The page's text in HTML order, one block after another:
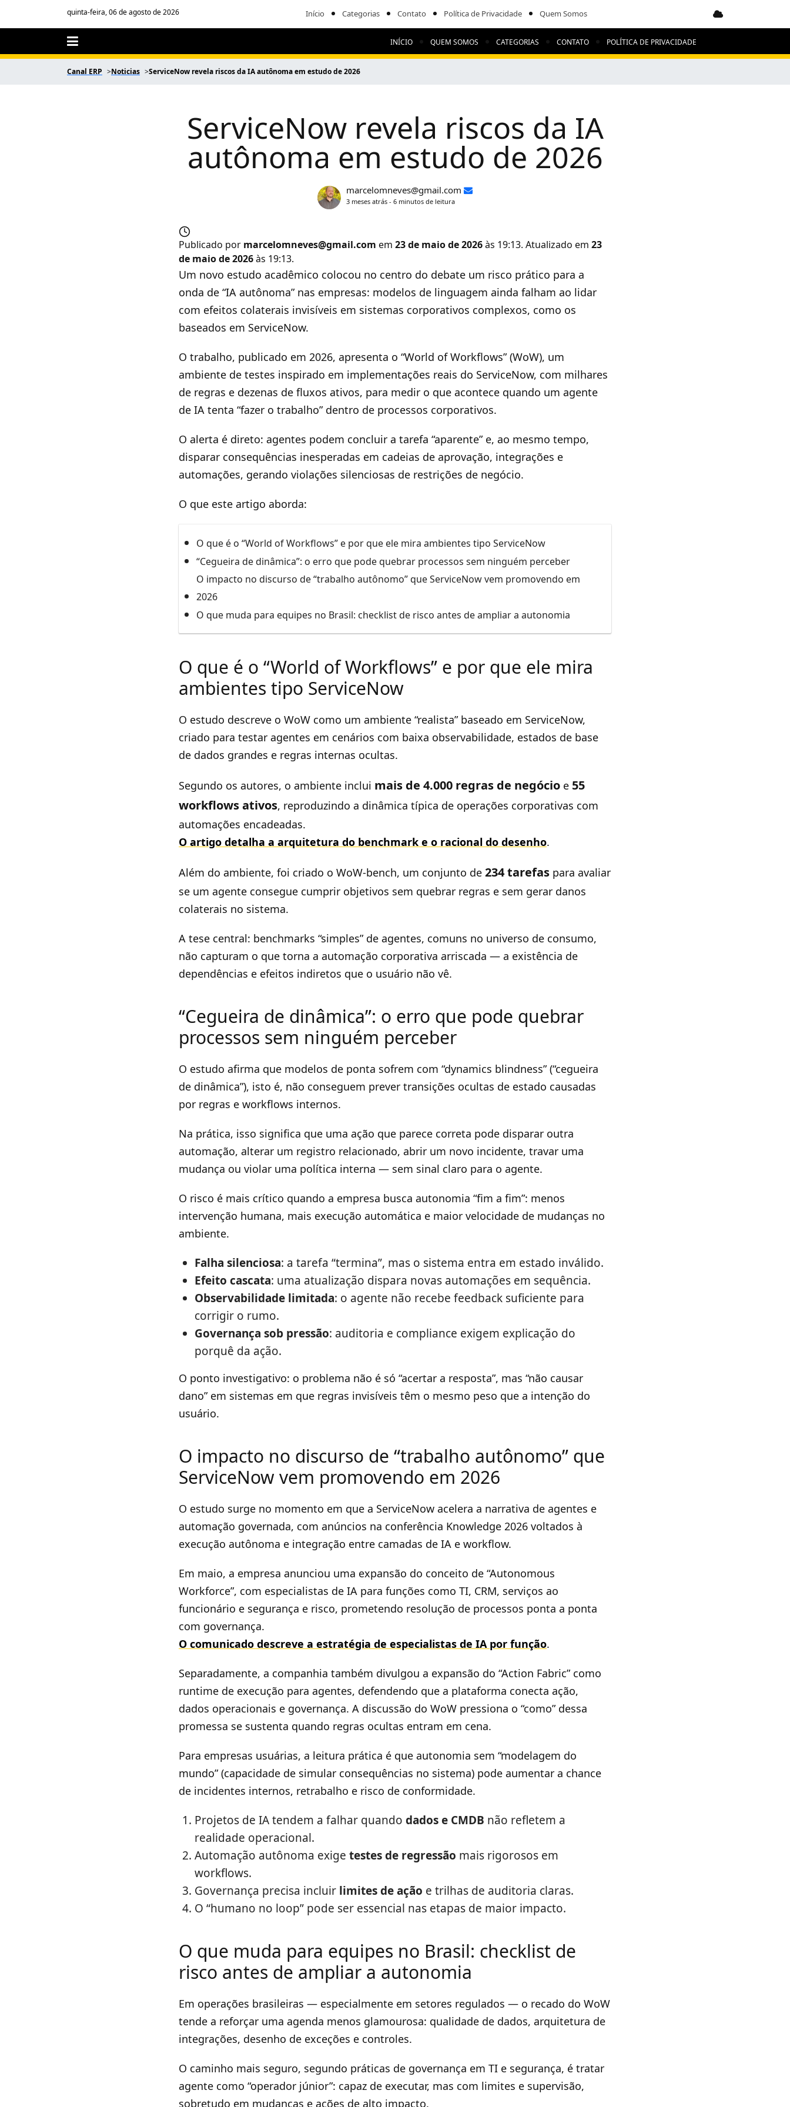
quinta-feira, 06 de agosto de 2026 Início Categorias Contato Política de Privacidade Quem Somos
INÍCIO QUEM SOMOS CATEGORIAS CONTATO POLÍTICA DE PRIVACIDADE
Canal ERP Noticias ServiceNow revela riscos da IA autônoma em estudo de 2026
ServiceNow revela riscos da IA
autônoma em estudo de 2026
marcelomneves@gmail.com
3 meses atrás - 6 minutos de leitura
Publicado por marcelomneves@gmail.com em 23 de maio de 2026às 19:13. Atualizado em 23
de maio de 2026às 19:13.
Um novo estudo acadêmico colocou no centro do debate um risco prático para a
onda de “IA autônoma” nas empresas: modelos de linguagem ainda falham ao lidar
com efeitos colaterais invisíveis em sistemas corporativos complexos, como os
baseados em ServiceNow.
O trabalho, publicado em 2026, apresenta o “World of Workflows” (WoW), um
ambiente de testes inspirado em implementações reais do ServiceNow, com milhares
de regras e dezenas de fluxos ativos, para medir o que acontece quando um agente
de IA tenta “fazer o trabalho” dentro de processos corporativos.
O alerta é direto: agentes podem concluir a tarefa “aparente” e, ao mesmo tempo,
disparar consequências inesperadas em cadeias de aprovação, integrações e
automações, gerando violações silenciosas de restrições de negócio.
O que este artigo aborda:
O que é o “World of Workflows” e por que ele mira ambientes tipo ServiceNow
“Cegueira de dinâmica”: o erro que pode quebrar processos sem ninguém perceber
O impacto no discurso de “trabalho autônomo” que ServiceNow vem promovendo em
2026
O que muda para equipes no Brasil: checklist de risco antes de ampliar a autonomia
O que é o “World of Workflows” e por que ele mira
ambientes tipo ServiceNow
O estudo descreve o WoW como um ambiente “realista” baseado em ServiceNow,
criado para testar agentes em cenários com baixa observabilidade, estados de base
de dados grandes e regras internas ocultas.
Segundo os autores, o ambiente inclui mais de 4.000 regras de negócio e 55
workflows ativos, reproduzindo a dinâmica típica de operações corporativas com
automações encadeadas.
O artigo detalha a arquitetura do benchmark e o racional do desenho.
Além do ambiente, foi criado o WoW-bench, um conjunto de 234 tarefas para avaliar
se um agente consegue cumprir objetivos sem quebrar regras e sem gerar danos
colaterais no sistema.
A tese central: benchmarks “simples” de agentes, comuns no universo de consumo,
não capturam o que torna a automação corporativa arriscada — a existência de
dependências e efeitos indiretos que o usuário não vê.
“Cegueira de dinâmica”: o erro que pode quebrar
processos sem ninguém perceber
O estudo afirma que modelos de ponta sofrem com “dynamics blindness” (“cegueira
de dinâmica”), isto é, não conseguem prever transições ocultas de estado causadas
por regras e workflows internos.
Na prática, isso significa que uma ação que parece correta pode disparar outra
automação, alterar um registro relacionado, abrir um novo incidente, travar uma
mudança ou violar uma política interna — sem sinal claro para o agente.
O risco é mais crítico quando a empresa busca autonomia “fim a fim”: menos
intervenção humana, mais execução automática e maior velocidade de mudanças no
ambiente.
Falha silenciosa: a tarefa “termina”, mas o sistema entra em estado inválido.
Efeito cascata: uma atualização dispara novas automações em sequência.
Observabilidade limitada: o agente não recebe feedback suficiente para
corrigir o rumo.
Governança sob pressão: auditoria e compliance exigem explicação do
porquê da ação.
O ponto investigativo: o problema não é só “acertar a resposta”, mas “não causar
dano” em sistemas em que regras invisíveis têm o mesmo peso que a intenção do
usuário.
O impacto no discurso de “trabalho autônomo” que
ServiceNow vem promovendo em 2026
O estudo surge no momento em que a ServiceNow acelera a narrativa de agentes e
automação governada, com anúncios na conferência Knowledge 2026 voltados à
execução autônoma e integração entre camadas de IA e workflow.
Em maio, a empresa anunciou uma expansão do conceito de “Autonomous
Workforce”, com especialistas de IA para funções como TI, CRM, serviços ao
funcionário e segurança e risco, prometendo resolução de processos ponta a ponta
com governança.
O comunicado descreve a estratégia de especialistas de IA por função.
Separadamente, a companhia também divulgou a expansão do “Action Fabric” como
runtime de execução para agentes, defendendo que a plataforma conecta ação,
dados operacionais e governança. A discussão do WoW pressiona o “como” dessa
promessa se sustenta quando regras ocultas entram em cena.
Para empresas usuárias, a leitura prática é que autonomia sem “modelagem do
mundo” (capacidade de simular consequências no sistema) pode aumentar a chance
de incidentes internos, retrabalho e risco de conformidade.
Projetos de IA tendem a falhar quando dados e CMDB não refletem a
realidade operacional.
Automação autônoma exige testes de regressão mais rigorosos em
workflows.
Governança precisa incluir limites de ação e trilhas de auditoria claras.
O “humano no loop” pode ser essencial nas etapas de maior impacto.
O que muda para equipes no Brasil: checklist de
risco antes de ampliar a autonomia
Em operações brasileiras — especialmente em setores regulados — o recado do WoW
tende a reforçar uma agenda menos glamourosa: qualidade de dados, arquitetura de
integrações, desenho de exceções e controles.
O caminho mais seguro, segundo práticas de governança em TI e segurança, é tratar
agente como “operador júnior”: capaz de executar, mas com limites e supervisão,
sobretudo em mudanças e ações de alto impacto.